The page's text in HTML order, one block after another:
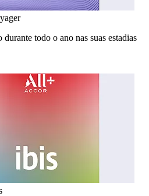
durante todo o ano nas suas estadias